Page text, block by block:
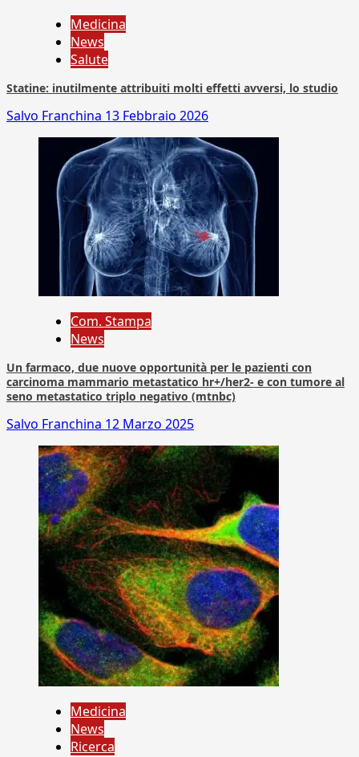
Medicina
News
Salute
Statine: inutilmente attribuiti molti effetti avversi, lo studio
Salvo Franchina 13 Febbraio 2026
Com. Stampa
News
Un farmaco, due nuove opportunità per le pazienti con
carcinoma mammario metastatico hr+/her2- e con tumore al
seno metastatico triplo negativo (mtnbc)
Salvo Franchina 12 Marzo 2025
Medicina
News
Ricerca